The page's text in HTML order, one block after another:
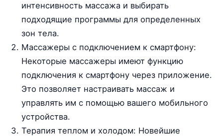
интенсивность массажа и выбирать
подходящие программы для определенных
зон тела.
Массажеры с подключением к смартфону:
Некоторые массажеры имеют функцию
подключения к смартфону через приложение.
Это позволяет настраивать массаж и
управлять им с помощью вашего мобильного
устройства.
Терапия теплом и холодом: Новейшие